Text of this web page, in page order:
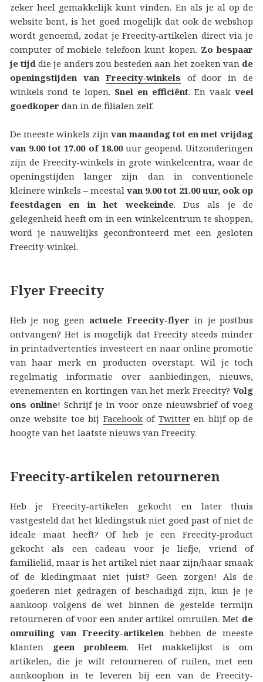
zeker heel gemakkelijk kunt vinden. En als je al op de
website bent, is het goed mogelijk dat ook de webshop
wordt genoemd, zodat je Freecity‑artikelen direct via je
computer of mobiele telefoon kunt kopen. Zo bespaar
je tijd die je anders zou besteden aan het zoeken van de
openingstijden van Freecity‑winkels of door in de
winkels rond te lopen. Snel en efficiënt. En vaak veel
goedkoper dan in de filialen zelf.
De meeste winkels zijn van maandag tot en met vrijdag
van 9.00 tot 17.00 of 18.00uur geopend. Uitzonderingen
zijn de Freecity-winkels in grote winkelcentra, waar de
openingstijden langer zijn dan in conventionele
kleinere winkels – meestal van 9.00 tot 21.00 uur, ook op
feestdagen en in het weekeinde. Dus als je de
gelegenheid heeft om in een winkelcentrum te shoppen,
word je nauwelijks geconfronteerd met een gesloten
Freecity-winkel.
Flyer Freecity
Heb je nog geen actuele Freecity-flyer in je postbus
ontvangen? Het is mogelijk dat Freecity steeds minder
in printadvertenties investeert en naar online promotie
van haar merk en producten overstapt. Wil je toch
regelmatig informatie over aanbiedingen, nieuws,
evenementen en kortingen van het merk Freecity?Volg
ons online! Schrijf je in voor onze nieuwsbrief of voeg
onze website toe bij Facebookof Twitteren blijf op de
hoogte van het laatste nieuws van Freecity.
Freecity-artikelen retourneren
Heb je Freecity-artikelen gekocht en later thuis
vastgesteld dat het kledingstuk niet goed past of niet de
ideale maat heeft? Of heb je een Freecity-product
gekocht als een cadeau voor je liefje, vriend of
familielid, maar is het artikel niet naar zijn/haar smaak
of de kledingmaat niet juist? Geen zorgen! Als de
goederen niet gedragen of beschadigd zijn, kun je je
aankoop volgens de wet binnen de gestelde termijn
retourneren of voor een ander artikel omruilen. Met de
omruiling van Freecity-artikelenhebben de meeste
klanten geen probleem. Het makkelijkst is om
artikelen, die je wilt retourneren of ruilen, met een
aankoopbon in te leveren bij een van de Freecity-